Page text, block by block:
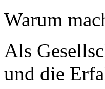
Warum
Als
und die